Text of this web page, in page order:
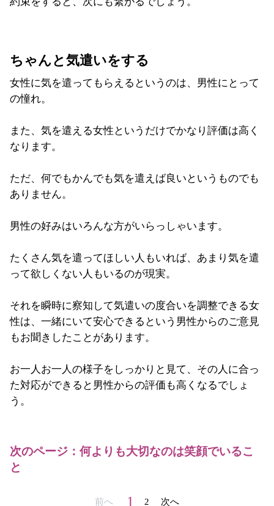
ちゃんと気遣いをする
女性に気を遣ってもらえるというのは、男性にとって
の憧れ。
また、気を遣える女性というだけでかなり評価は高く
なります。
ただ、何でもかんでも気を遣えば良いというものでも
ありません。
男性の好みはいろんな方がいらっしゃいます。
たくさん気を遣ってほしい人もいれば、あまり気を遣
って欲しくない人もいるのが現実。
それを瞬時に察知して気遣いの度合いを調整できる女
性は、一緒にいて安心できるという男性からのご意見
もお聞きしたことがあります。
お一人お一人の様子をしっかりと見て、その人に合っ
た対応ができると男性からの評価も高くなるでしょ
う。
次のページ：何よりも大切なのは笑顔でいるこ
と
前へ 1 2 次へ